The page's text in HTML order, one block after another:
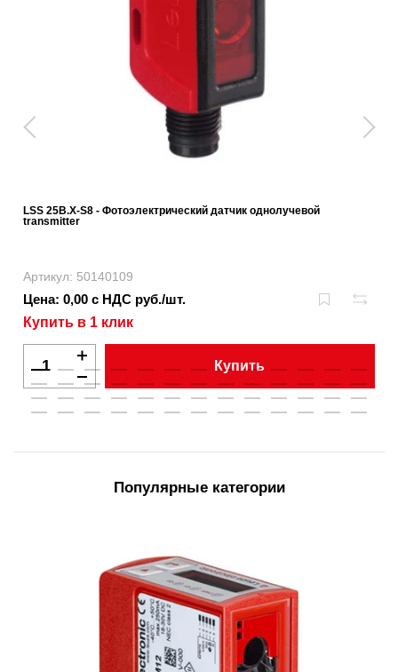
LSS 25B.X-S8 - Фотоэлектрический датчик однолучевой
transmitter
Артикул: 50140109
Цена: 0,00 с НДС руб./шт.
Купить в 1 клик
Купить
Популярные категории